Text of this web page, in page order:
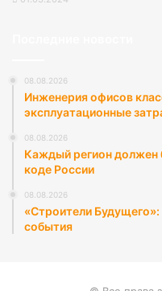
08.08.2026
Инженерия офисов
эксплуатационные
08.08.2026
Каждый регион должен
коде России
08.08.2026
«Строители
события